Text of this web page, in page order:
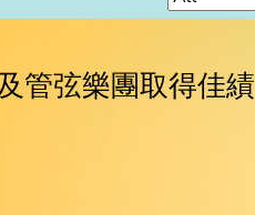
管弦樂團取得佳績